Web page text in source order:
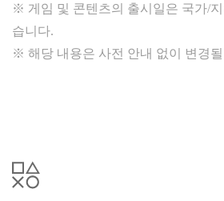
※ 게임 및 콘텐츠의 출시일은 국가/
습니다.
※ 해당 내용은 사전 안내 없이 변경